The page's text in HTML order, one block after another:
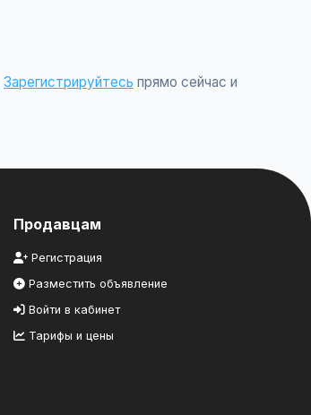
Зарегистрируйтесь прямо сейчас и
Продавцам
Регистрация
Разместить объявление
Войти в кабинет
Тарифы и цены